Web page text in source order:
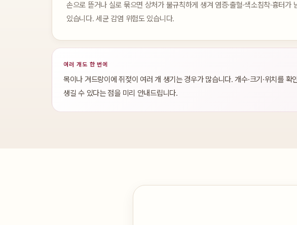
손으로 뜯거나 실로 묶으면 상처가 불규칙하게 생겨 염증·출혈·색소침착·흉터가
있습니다. 세균 감염 위험도 있습니다.
여러 개도 한 번에
목이나 겨드랑이에 쥐젖이 여러 개 생기는 경우가 많습니다. 개수·크기·위치를
생길 수 있다는 점을 미리 안내드립니다.